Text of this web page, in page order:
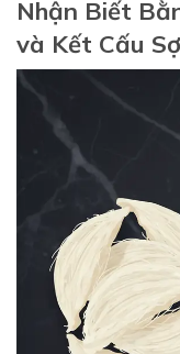
Nhận Biết
và Kết Cấu